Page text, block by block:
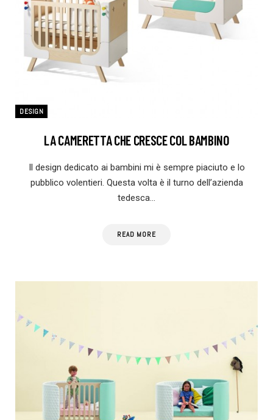
DESIGN
LA CAMERETTA CHE CRESCE COL BAMBINO
Il design dedicato ai bambini mi è sempre piaciuto e lo
pubblico volentieri. Questa volta è il turno dell’azienda
tedesca…
READ MORE